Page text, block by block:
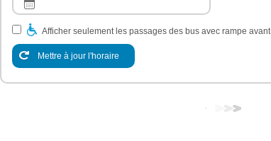
Afficher seulement les passages des bus avec rampe avant
Mettre à jour l'horaire